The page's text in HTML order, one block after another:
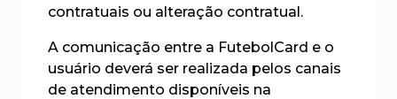
contratuais ou alteração contratual.
A comunicação entre a FutebolCard e o
usuário deverá ser realizada pelos canais
de atendimento disponíveis na